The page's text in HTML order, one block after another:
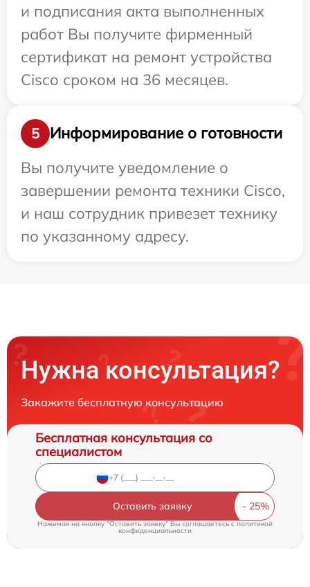
и подписания акта выполненных
работ Вы получите фирменный
сертификат на ремонт устройства
Cisco сроком на 36 месяцев.
5
Информирование о готовности
Вы получите уведомление о
завершении ремонта техники Cisco,
и наш сотрудник привезет технику
по указанному адресу.
Нужна консультация?
Закажите бесплатную консультацию
Бесплатная консультация со
специалистом
Оставить заявку
Нажимая на кнопку "Оставить заявку" Вы соглашаетесь cполитикой
конфиденциальности